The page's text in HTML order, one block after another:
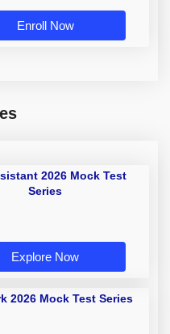
Enroll Now
2026 Mock Test
Series
Explore Now
2026 Mock Test Series